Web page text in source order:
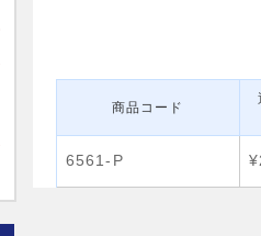
商品コード
6561-P